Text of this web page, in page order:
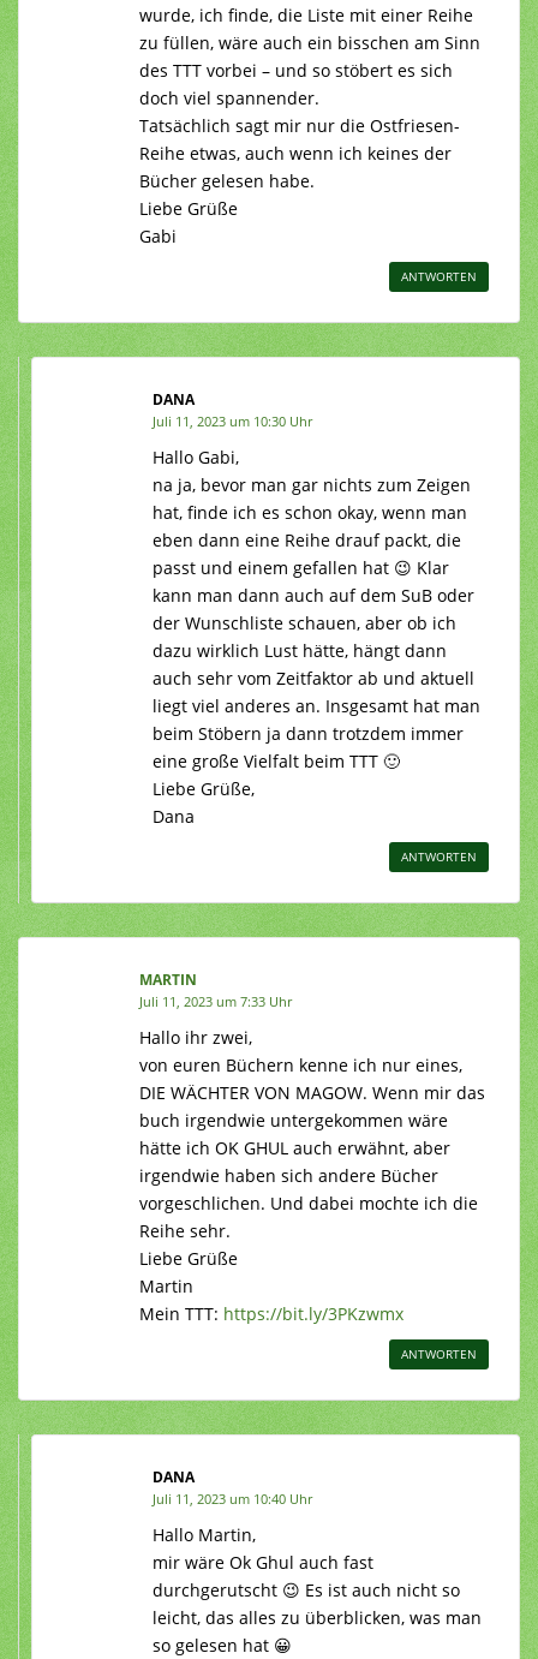
wurde, ich finde, die Liste mit einer Reihe
zu füllen, wäre auch ein bisschen am Sinn
des TTT vorbei – und so stöbert es sich
doch viel spannender.
Tatsächlich sagt mir nur die Ostfriesen-
Reihe etwas, auch wenn ich keines der
Bücher gelesen habe.
Liebe Grüße
Gabi
ANTWORTEN
DANA
Juli 11, 2023 um 10:30 Uhr
Hallo Gabi,
na ja, bevor man gar nichts zum Zeigen
hat, finde ich es schon okay, wenn man
eben dann eine Reihe drauf packt, die
passt und einem gefallen hat 😉 Klar
kann man dann auch auf dem SuB oder
der Wunschliste schauen, aber ob ich
dazu wirklich Lust hätte, hängt dann
auch sehr vom Zeitfaktor ab und aktuell
liegt viel anderes an. Insgesamt hat man
beim Stöbern ja dann trotzdem immer
eine große Vielfalt beim TTT 🙂
Liebe Grüße,
Dana
ANTWORTEN
MARTIN
Juli 11, 2023 um 7:33 Uhr
Hallo ihr zwei,
von euren Büchern kenne ich nur eines,
DIE WÄCHTER VON MAGOW. Wenn mir das
buch irgendwie untergekommen wäre
hätte ich OK GHUL auch erwähnt, aber
irgendwie haben sich andere Bücher
vorgeschlichen. Und dabei mochte ich die
Reihe sehr.
Liebe Grüße
Martin
Mein TTT: https://bit.ly/3PKzwmx
ANTWORTEN
DANA
Juli 11, 2023 um 10:40 Uhr
Hallo Martin,
mir wäre Ok Ghul auch fast
durchgerutscht 😉 Es ist auch nicht so
leicht, das alles zu überblicken, was man
so gelesen hat 😀